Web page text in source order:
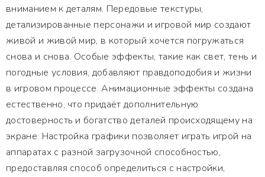
вниманием к деталям. Передовые текстуры,
детализированные персонажи и игровой мир создают
живой и живой мир, в который хочется погружаться
снова и снова. Особые эффекты, такие как свет, тень и
погодные условия, добавляют правдоподобия и жизни
в игровом процессе. Анимационные эффекты создана
естественно, что придаёт дополнительную
достоверность и богатство деталей происходящему на
экране. Настройка графики позволяет играть игрой на
аппаратах с разной загрузочной способностью,
предоставляя способ определиться с настройки,